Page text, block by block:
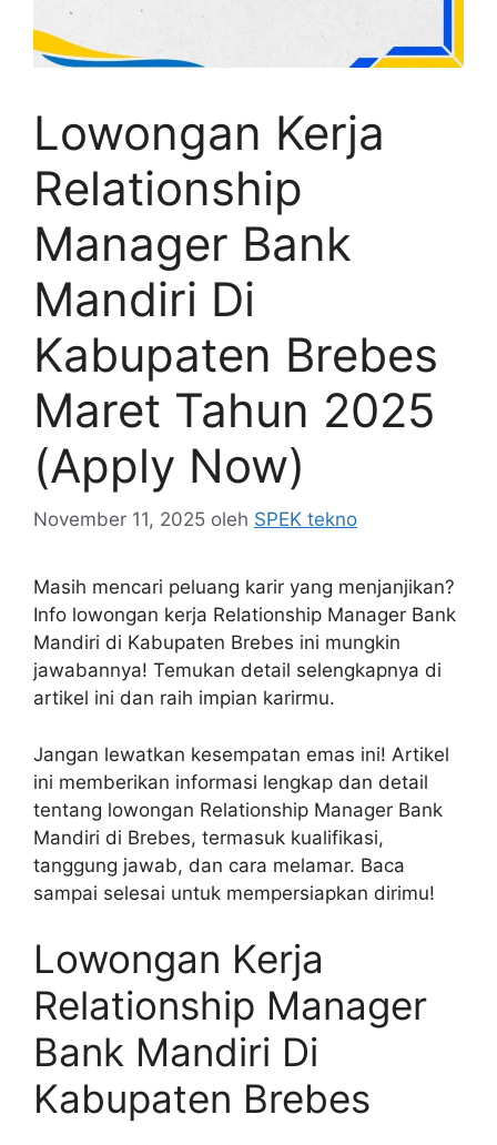
Lowongan Kerja
Relationship
Manager Bank
Mandiri Di
Kabupaten Brebes
Maret Tahun 2025
(Apply Now)
November 11, 2025 oleh SPEK tekno
Masih mencari peluang karir yang menjanjikan?
Info lowongan kerja Relationship Manager Bank
Mandiri di Kabupaten Brebes ini mungkin
jawabannya! Temukan detail selengkapnya di
artikel ini dan raih impian karirmu.
Jangan lewatkan kesempatan emas ini! Artikel
ini memberikan informasi lengkap dan detail
tentang lowongan Relationship Manager Bank
Mandiri di Brebes, termasuk kualifikasi,
tanggung jawab, dan cara melamar. Baca
sampai selesai untuk mempersiapkan dirimu!
Lowongan Kerja
Relationship Manager
Bank Mandiri Di
Kabupaten Brebes